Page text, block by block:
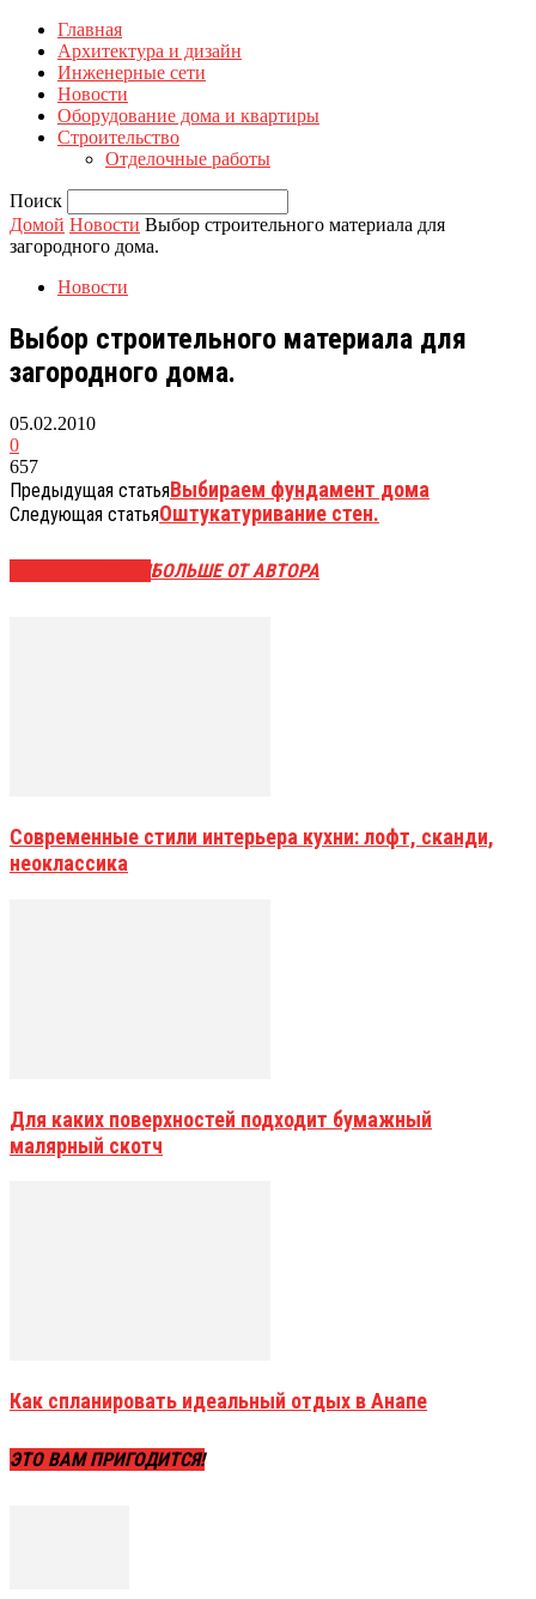
Главная
Архитектура и дизайн
Инженерные сети
Новости
Оборудование дома и квартиры
Строительство
Отделочные работы
Поиск
Домой Новости Выбор строительного материала для
загородного дома.
Новости
Выбор строительного материала для
загородного дома.
05.02.2010
0
657
Предыдущая статьяВыбираем фундамент дома
Следующая статьяОштукатуривание стен.
БОЛЬШЕ ОТ АВТОРА
Современные стили интерьера кухни: лофт, сканди,
неоклассика
Для каких поверхностей подходит бумажный
малярный скотч
Как спланировать идеальный отдых в Анапе
ЭТО ВАМ ПРИГОДИТСЯ!